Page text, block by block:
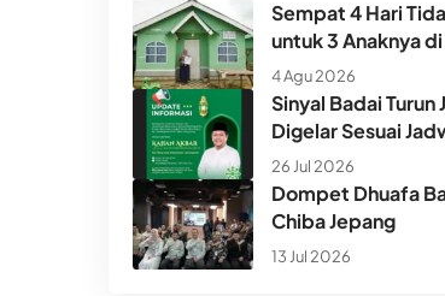
Sempat 4 Hari
untuk 3 Anaknya
4 Agu 2026
Sinyal Badai Turun
Digelar Sesuai
26 Jul 2026
Dompet Dhuafa
Chiba Jepang
13 Jul 2026